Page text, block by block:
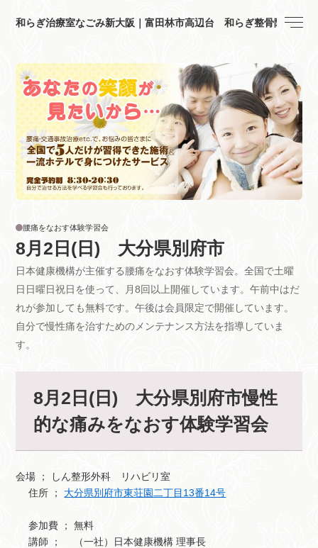
和らぎ治療室なごみ新大阪｜富田林市高辺台 和らぎ整骨院
8月2日(日) 大分県別府市
日本健康機構が主催する腰痛をなおす体験学習会。全国で土曜
日日曜日祝日を使って、月8回以上開催しています。午前中はだ
れが参加しても無料です。午後は会員限定で開催しています。
自分で慢性痛を治すためのメンテナンス方法を指導していま
す。
腰痛をなおす体験学習会
8月2日(日) 大分県別府市慢性
的な痛みをなおす体験学習会
会場 ； しん整形外科 リハビリ室
住所 ； 大分県別府市東荘園二丁目13番14号
参加費 ； 無料
講師 ； （一社）日本健康機構 理事長